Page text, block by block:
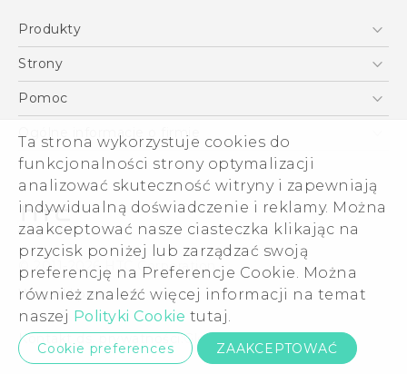
Ta strona wykorzystuje cookies do
funkcjonalności strony optymalizacji
analizować skuteczność witryny i zapewniają
indywidualną doświadczenie i reklamy. Można
zaakceptować nasze ciasteczka klikając na
przycisk poniżej lub zarządzać swoją
preferencję na Preferencje Cookie. Można
również znaleźć więcej informacji na temat
naszej Polityki Cookie tutaj.
Cookie preferences ZAAKCEPTOWAĆ
Quick start guide
Produkty
Smartfony
VIVE
Akcesoria
Strony
HTC Vive
Pomoc
Pomoc E-commerce
Ogólne informacje o firmie
ESG
Informacje o firmie
Dla inwestorów (angielski)
Cookie Preferences
Kariera
Security and Privacy Whitepaper
© 2011-2026 HTC Corporation
Warunki prawne
Kontakt ds. prywatności:Global-Privacy@htc.com